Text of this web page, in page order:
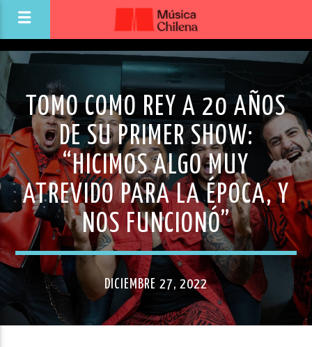
TOMO COMO REY A 20 AÑOS
DE SU PRIMER SHOW:
“HICIMOS ALGO MUY
ATREVIDO PARA LA ÉPOCA, Y
NOS FUNCIONÓ”
DICIEMBRE 27, 2022